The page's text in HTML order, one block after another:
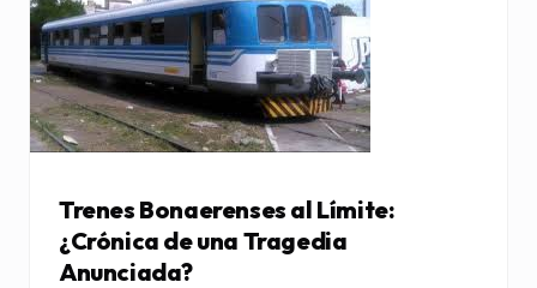
Trenes Bonaerenses al Límite:
¿Crónica de una Tragedia
Anunciada?